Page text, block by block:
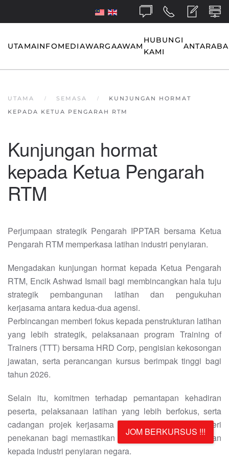
Skip to main content
UTAMAINFOMEDIAWARGAAWAM
HUBUNGI
KAMI
UTAMA SEMASA
KUNJUNGAN HORMAT
KEPADA KETUA PENGARAH RTM
Kunjungan hormat
kepada Ketua Pengarah
RTM
Perjumpaan strategik Pengarah IPPTAR bersama Ketua
Pengarah RTM memperkasa latihan industri penyiaran.
Mengadakan kunjungan hormat kepada Ketua Pengarah
RTM, Encik Ashwad Ismail bagi membincangkan hala tuju
strategik pembangunan latihan dan pengukuhan
kerjasama antara kedua-dua agensi.
Perbincangan memberi fokus kepada penstrukturan latihan
yang lebih strategik, pelaksanaan program Training of
Trainers (TTT) bersama HRD Corp, pengisian kekosongan
jawatan, serta perancangan kursus berimpak tinggi bagi
tahun 2026.
Selain itu, komitmen terhadap pemantapan kehadiran
peserta, pelaksanaan latihan yang lebih berfokus, serta
cadangan projek kerjasama berskala besar turut diberi
penekanan bagi memastikan impak yang lebih signifikan
kepada industri penyiaran negara.
JOM BERKURSUS !!!